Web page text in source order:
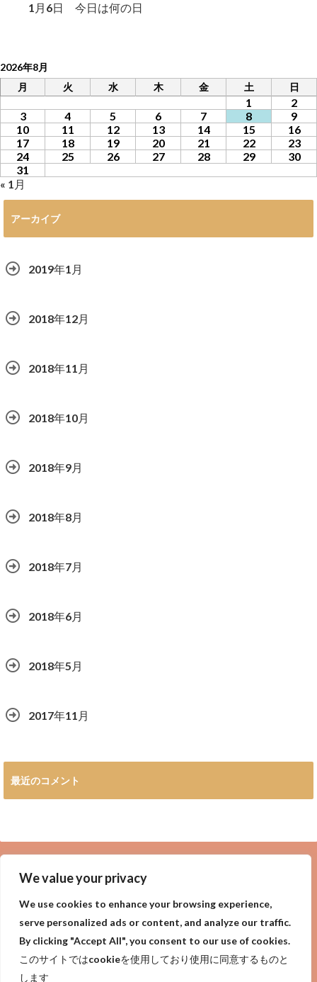
We value your privacy
We use cookies to enhance your browsing experience,
serve personalized ads or content, and analyze our traffic.
By clicking "Accept All", you consent to our use of cookies.
このサイトではcookieを使用しており使用に同意するものと
します
1月6日 今日は何の日
2026年8月
月
火 水 木 金 土 日
1
2
3
4 5 6 7 8
9
10
11 12 13 14 15
16
17
18 19 20 21 22
23
24
25 26 27 28 29
30
31
« 1月
アーカイブ
2019年1月
2018年12月
2018年11月
2018年10月
2018年9月
2018年8月
2018年7月
2018年6月
2018年5月
2017年11月
最近のコメント
privacy policy Purpose of site サイトの目的
プライバシーポリシー